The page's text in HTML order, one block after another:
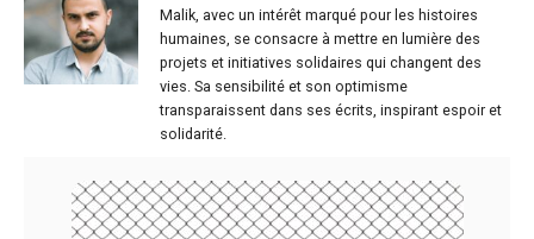
Malik, avec un intérêt marqué pour les histoires
humaines, se consacre à mettre en lumière des
projets et initiatives solidaires qui changent des
vies. Sa sensibilité et son optimisme
transparaissent dans ses écrits, inspirant espoir et
solidarité.